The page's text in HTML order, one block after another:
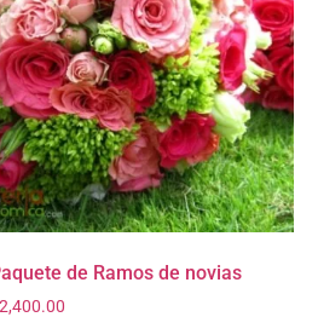
de Ramos de novias
2,400.00